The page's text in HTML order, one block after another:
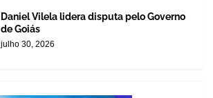
Daniel Vilela lidera disputa pelo Governo
de Goiás
julho 30, 2026